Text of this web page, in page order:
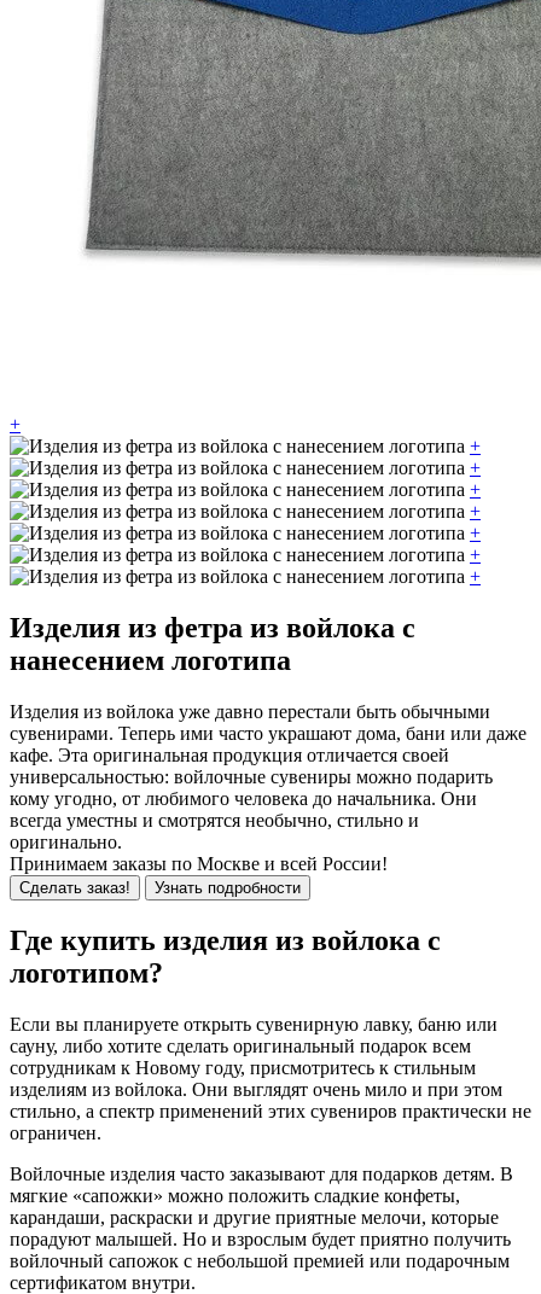
+
+
+
+
+
+
+
+
Изделия из фетра из войлока с
нанесением логотипа
Изделия из войлока уже давно перестали быть обычными
сувенирами. Теперь ими часто украшают дома, бани или даже
кафе. Эта оригинальная продукция отличается своей
универсальностью: войлочные сувениры можно подарить
кому угодно, от любимого человека до начальника. Они
всегда уместны и смотрятся необычно, стильно и
оригинально.
Принимаем заказы по Москве и всей России!
Сделать заказ! Узнать подробности
Где купить изделия из войлока с
логотипом?
Если вы планируете открыть сувенирную лавку, баню или
сауну, либо хотите сделать оригинальный подарок всем
сотрудникам к Новому году, присмотритесь к стильным
изделиям из войлока. Они выглядят очень мило и при этом
стильно, а спектр применений этих сувениров практически не
ограничен.
Войлочные изделия часто заказывают для подарков детям. В
мягкие «сапожки» можно положить сладкие конфеты,
карандаши, раскраски и другие приятные мелочи, которые
порадуют малышей. Но и взрослым будет приятно получить
войлочный сапожок с небольшой премией или подарочным
сертификатом внутри.